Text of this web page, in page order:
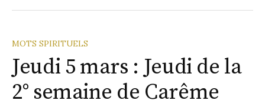
MOTS SPIRITUELS
Jeudi 5 mars : Jeudi de la
2° semaine de Carême